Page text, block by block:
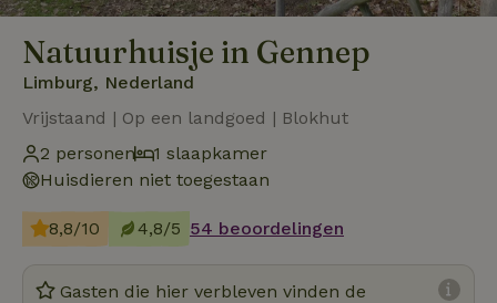
Natuurhuisje in Gennep
Limburg, Nederland
Vrijstaand | Op een landgoed | Blokhut
2 personen
1 slaapkamer
Huisdieren niet toegestaan
8,8/10 4,8/5 54 beoordelingen
Gasten die hier verbleven vinden de